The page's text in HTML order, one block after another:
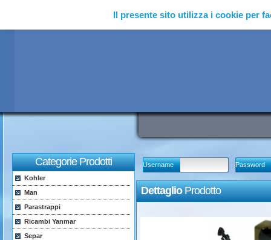
Il presente sito utilizza i cookie per
Categorie Prodotti
Kohler
Man
Parastrappi
Ricambi Yanmar
Separ
Username Password
DettaglioProdotto